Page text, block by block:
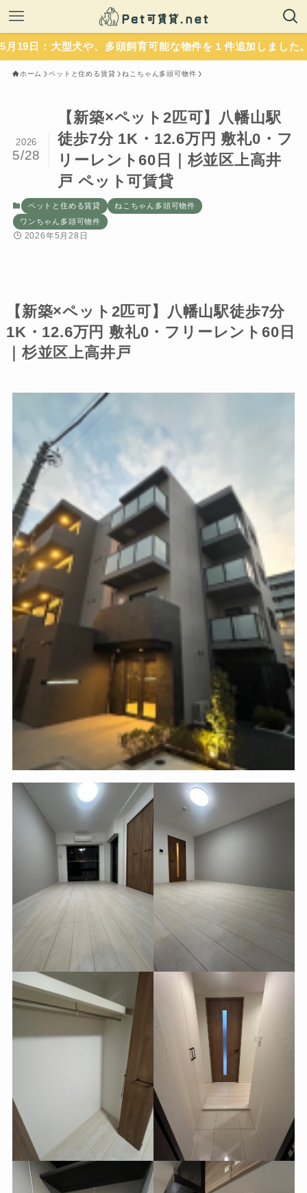
犬や、多頭飼育可能な物件を１件追加しました。いずれも
ホーム ペットと住める賃貸 ねこちゃん多頭可物件
【新築×ペット2匹可】八幡山駅
徒歩7分 1K・12.6万円 敷礼0・フ
リーレント60日｜杉並区上高井
戸 ペット可賃貸
2026
5/28
ペットと住める賃貸
ねこちゃん多頭可物件
ワンちゃん多頭可物件
2026年5月28日
【新築×ペット2匹可】八幡山駅徒歩7分
1K・12.6万円 敷礼0・フリーレント60日
｜杉並区上高井戸